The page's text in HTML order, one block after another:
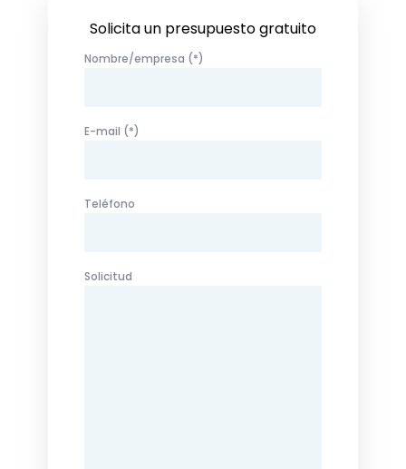
Solicita un presupuesto gratuito
Nombre/empresa (*)
E-mail (*)
Teléfono
Solicitud